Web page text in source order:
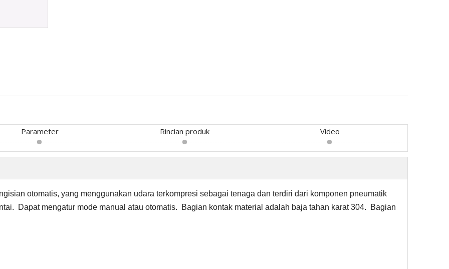
Parameter Rincian produk Video
otomatis, yang menggunakan udara terkompresi sebagai tenaga dan terdiri dari komponen pneumatik
Dapat mengatur mode manual atau otomatis.
Bagian kontak material adalah baja tahan karat 304. Bagian